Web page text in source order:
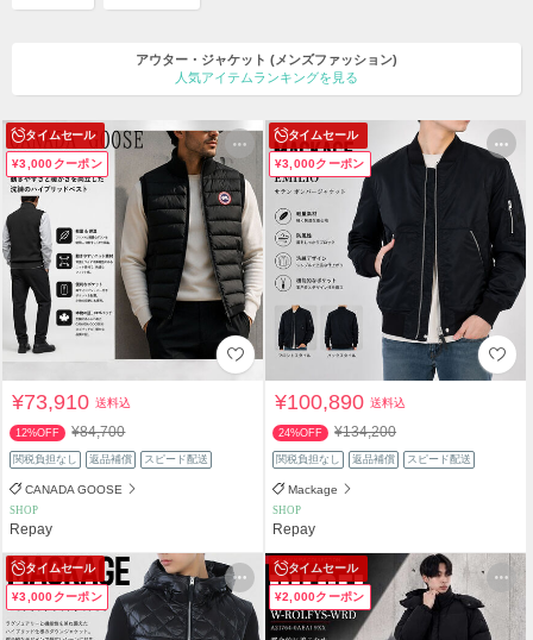
アウター・ジャケット (メンズファッション)
人気アイテムランキングを見る
タイムセール
¥3,000クーポン
¥73,910送料込
12%OFF ¥84,700
関税負担なし 返品補償 スピード配送
CANADA GOOSE
SHOP
Repay
タイムセール
¥3,000クーポン
¥100,890送料込
24%OFF ¥134,200
関税負担なし 返品補償 スピード配送
Mackage
SHOP
Repay
タイムセール
¥3,000クーポン
タイムセール
¥2,000クーポン